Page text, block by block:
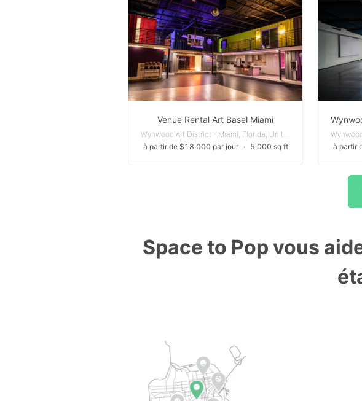
Venue Rental Art Basel Miami
Wynwood Art District - Miami, Florida, United States
à partir de $18,000 par jour
∙ 5,000 sq ft
à partir
Space to Pop vous